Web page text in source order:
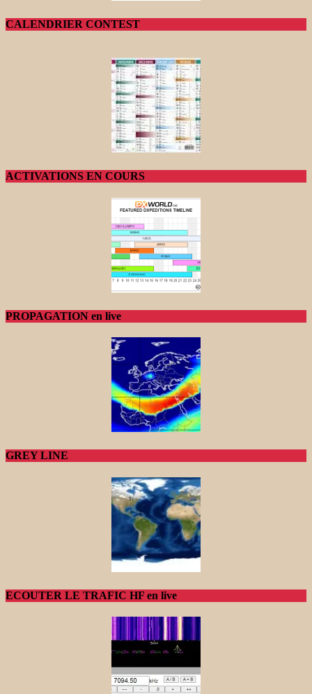
CALENDRIER CONTEST
ACTIVATIONS EN COURS
PROPAGATION en live
GREY LINE
ECOUTER LE TRAFIC HF en live